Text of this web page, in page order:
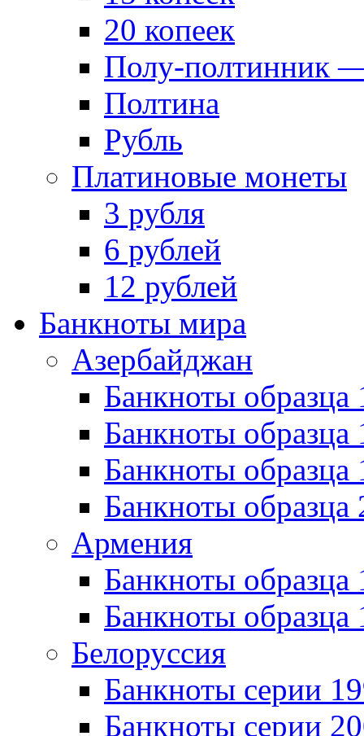
20 копеек
Полу-полтинник
Полтина
Рубль
Платиновые монеты
3 рубля
6 рублей
12 рублей
Банкноты мира
Азербайджан
Банкноты образца
Банкноты образца
Банкноты
Банкноты образца
Армения
Банкноты образца
Банкноты образца
Белоруссия
Банкноты серии
Банкноты серии